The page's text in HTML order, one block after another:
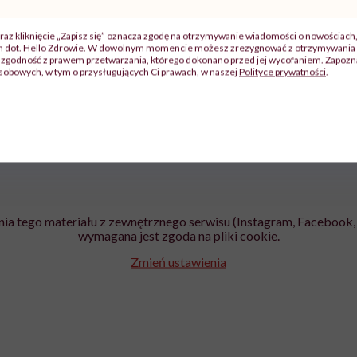
tylko
należy?". Headhunter o
zmianie pokoleniowej u
kobiet w ciąży na rynku
pracy
Instrukcja". Tym
atakach paniki.
warsztat
ekspercki
tego materiału z zewnętrznego serwisu (Instagram,
wymagana jest zgoda na pliki cookie.
Zmień ustawienia
kliknięcie „Zapisz się” oznacza zgodę na otrzymywanie wiadomości o
dot. Hello Zdrowie. W dowolnym momencie możesz zrezygnować z
zgodność z prawem przetwarzania, którego dokonano przed jej wycofaniem.
w tym o przysługujących Ci prawach, w naszejPolityce prywatności.